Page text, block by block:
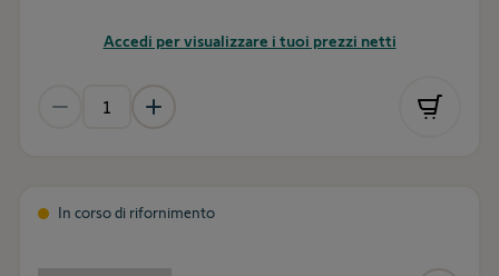
Accedi per visualizzare i tuoi prezzi netti
In corso di rifornimento